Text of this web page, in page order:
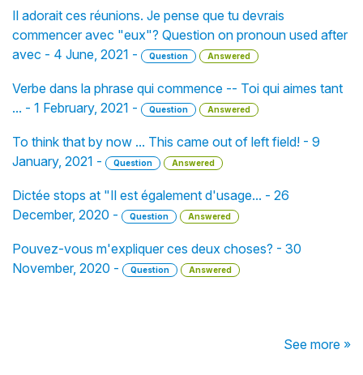
Il adorait ces réunions. Je pense que tu devrais
commencer avec "eux"? Question on pronoun used after
avec - 4 June, 2021 -
Question Answered
Verbe dans la phrase qui commence -- Toi qui aimes tant
... - 1 February, 2021 -
Question Answered
To think that by now ... This came out of left field! - 9
January, 2021 -
Question Answered
Dictée stops at "Il est également d'usage... - 26
December, 2020 -
Question Answered
Pouvez-vous m'expliquer ces deux choses? - 30
November, 2020 -
Question Answered
See more »